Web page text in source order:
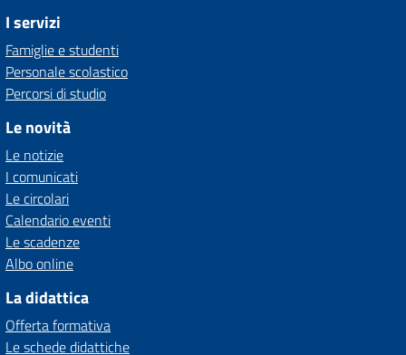
I servizi
Famiglie e studenti
Personale scolastico
Percorsi di studio
Le novità
Le notizie
I comunicati
Le circolari
Calendario eventi
Le scadenze
Albo online
La didattica
Offerta formativa
Le schede didattiche